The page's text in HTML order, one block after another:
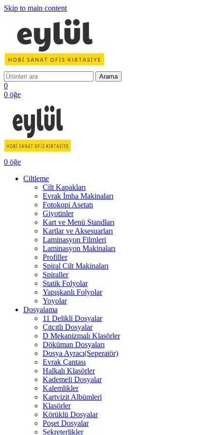
Skip to main content
Arama
0
0 öğe
0 öğe
Ciltleme
Cilt Kapakları
Evrak İmha Makinaları
Fotokopi Asetatı
Giyotinler
Kart ve Menü Standları
Kartlar ve Aksesuarları
Laminasyon Filmleri
Laminasyon Makinaları
Profiller
Spiral Cilt Makinaları
Spiraller
Statik Folyolar
Yapışkanlı Folyolar
Yoyolar
Dosyalama
11 Delikli Dosyalar
Çıtçıtlı Dosyalar
D Mekanizmalı Klasörler
Döküman Dosyaları
Dosya Ayracı(Seperatör)
Evrak Çantası
Halkalı Klasörler
Kademeli Dosyalar
Kalemlikler
Kartvizit Albümleri
Klasörler
Körüklü Dosyalar
Poşet Dosyalar
Sekreterlikler